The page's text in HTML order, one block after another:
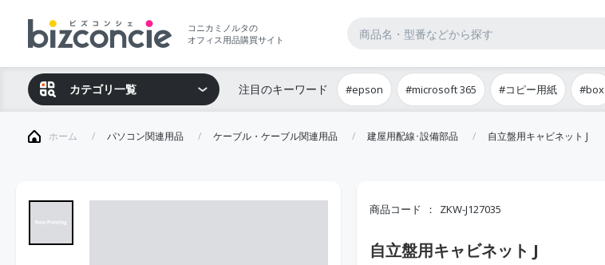
コニカミノルタの
オフィス用品購買サイト
カテゴリ一覧 注目のキーワード #epson #microsoft 365 #コピー用紙 #box
ホーム パソコン関連用品 ケーブル・ケーブル関連用品 建屋用配線･設備部品 自立盤用キャビネット J
商品コード ZKW-J127035
自立盤用キャビネット J